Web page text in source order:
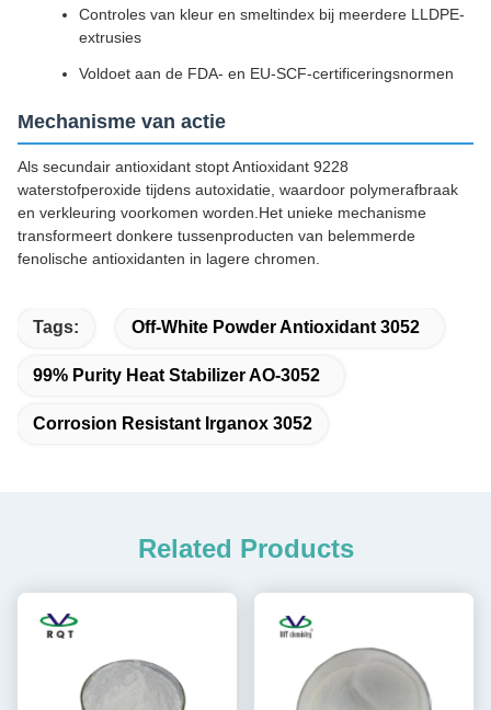
Controles van kleur en smeltindex bij meerdere LLDPE-
extrusies
Voldoet aan de FDA- en EU-SCF-certificeringsnormen
Mechanisme van actie
Als secundair antioxidant stopt Antioxidant 9228
waterstofperoxide tijdens autoxidatie, waardoor polymerafbraak
en verkleuring voorkomen worden.Het unieke mechanisme
transformeert donkere tussenproducten van belemmerde
fenolische antioxidanten in lagere chromen.
Tags: Off-White Powder Antioxidant 3052
99% Purity Heat Stabilizer AO-3052
Corrosion Resistant Irganox 3052
Related Products